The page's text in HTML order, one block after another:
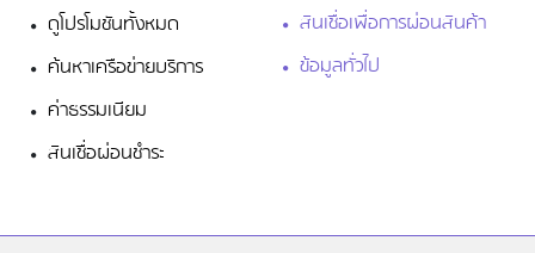
ดูโปรโมชันทั้งหมด
ค้นหาเครือข่ายบริการ
ค่าธรรมเนียม
สินเชื่อผ่อนชำระ
สินเชื่อเพื่อการผ่อนสินค้า
ข้อมูลทั่วไป